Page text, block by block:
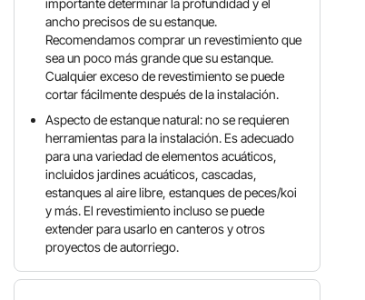
importante determinar la profundidad y el
ancho precisos de su estanque.
Recomendamos comprar un revestimiento que
sea un poco más grande que su estanque.
Cualquier exceso de revestimiento se puede
cortar fácilmente después de la instalación.
Aspecto de estanque natural: no se requieren
herramientas para la instalación. Es adecuado
para una variedad de elementos acuáticos,
incluidos jardines acuáticos, cascadas,
estanques al aire libre, estanques de peces/koi
y más. El revestimiento incluso se puede
extender para usarlo en canteros y otros
proyectos de autorriego.